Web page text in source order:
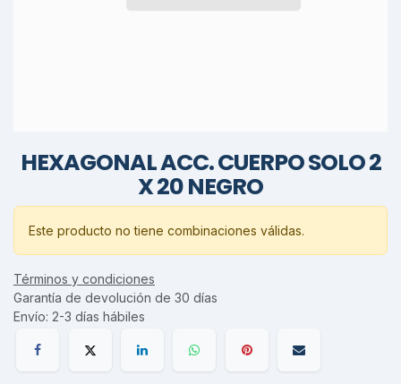
HEXAGONAL ACC. CUERPO SOLO 2
X 20 NEGRO
Este producto no tiene combinaciones válidas.
Términos y condiciones
Garantía de devolución de 30 días
Envío: 2-3 días hábiles